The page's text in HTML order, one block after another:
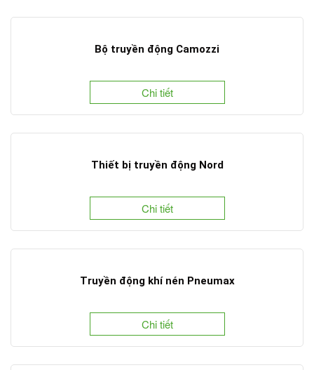
Bộ truyền động Camozzi
Chi tiết
Thiết bị truyền động Nord
Chi tiết
Truyền động khí nén Pneumax
Chi tiết